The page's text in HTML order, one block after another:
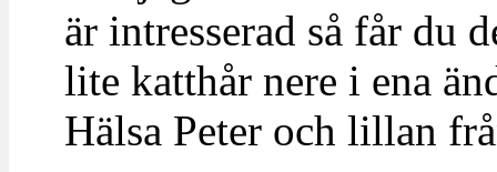
är intresserad så får du
lite katthår nere i ena
Hälsa Peter och lillan